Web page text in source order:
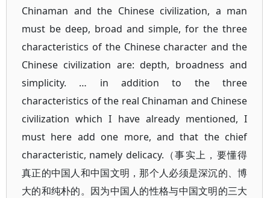
Chinaman and the Chinese civilization, a man
must be deep, broad and simple, for the three
characteristics of the Chinese character and the
Chinese civilization are: depth, broadness and
simplicity. … in addition to the three
characteristics of the real Chinaman and Chinese
civilization which I have already mentioned, I
must here add one more, and that the chief
characteristic, namely delicacy.（事实上，要懂得
真正的中国人和中国文明，那个人必须是深沉的、博
大的和纯朴的。因为中国人的性格与中国文明的三大